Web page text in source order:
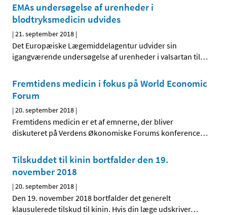
EMAs undersøgelse af urenheder i
blodtryksmedicin udvides
|21. september 2018 |
Det Europæiske Lægemiddelagentur udvider sin
igangværende undersøgelse af urenheder i valsartan til…
Fremtidens medicin i fokus på World Economic
Forum
|20. september 2018 |
Fremtidens medicin er et af emnerne, der bliver
diskuteret på Verdens Økonomiske Forums konference…
Tilskuddet til kinin bortfalder den 19.
november 2018
|20. september 2018 |
Den 19. november 2018 bortfalder det generelt
klausulerede tilskud til kinin. Hvis din læge udskriver…